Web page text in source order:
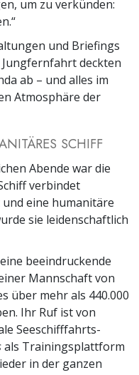
um zu verkünden:
und Briefings
Jungfernfahrt deckten
ab – und alles im
Atmosphäre der
SCHIFF
Abende war die
verbindet
eine humanitäre
sie leidenschaftlich
beeindruckende
Mannschaft von
über mehr als 440.000
Ihr Ruf ist von
Seeschifffahrts-
als Trainingsplattform
in der ganzen